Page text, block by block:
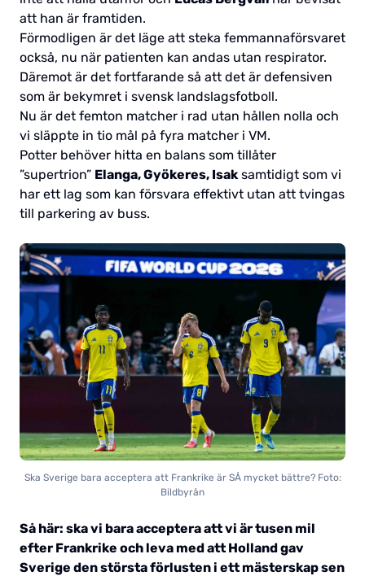
att han är framtiden.
Förmodligen är det läge att steka femmannaförsvaret
också, nu när patienten kan andas utan respirator.
Däremot är det fortfarande så att det är defensiven
som är bekymret i svensk landslagsfotboll.
Nu är det femton matcher i rad utan hållen nolla och
vi släppte in tio mål på fyra matcher i VM.
Potter behöver hitta en balans som tillåter
”supertrion” Elanga, Gyökeres, Isaksamtidigt som vi
har ett lag som kan försvara effektivt utan att tvingas
till parkering av buss.
Ska Sverige bara acceptera att Frankrike är SÅ mycket bättre? Foto:
Bildbyrån
Så här: ska vi bara acceptera att vi är tusen mil
efter Frankrike och leva med att Holland gav
Sverige den största förlusten i ett mästerskap sen